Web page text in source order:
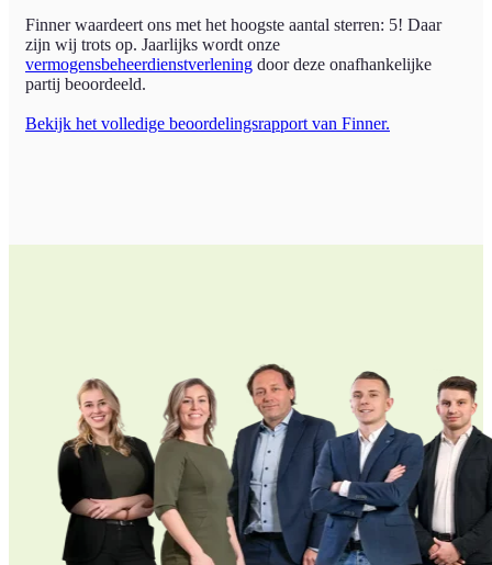
Finner waardeert ons met het hoogste aantal sterren: 5! Daar
zijn wij trots op. Jaarlijks wordt onze
vermogensbeheerdienstverlening door deze onafhankelijke
partij beoordeeld.
Bekijk het volledige beoordelingsrapport van Finner.